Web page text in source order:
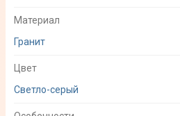
Материал
Гранит
Цвет
Светло-серый